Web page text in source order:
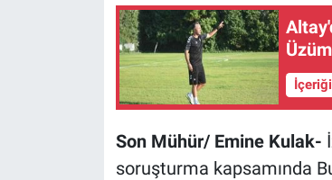
Son Mühür/ Emine Kulak-
soruşturma kapsamında